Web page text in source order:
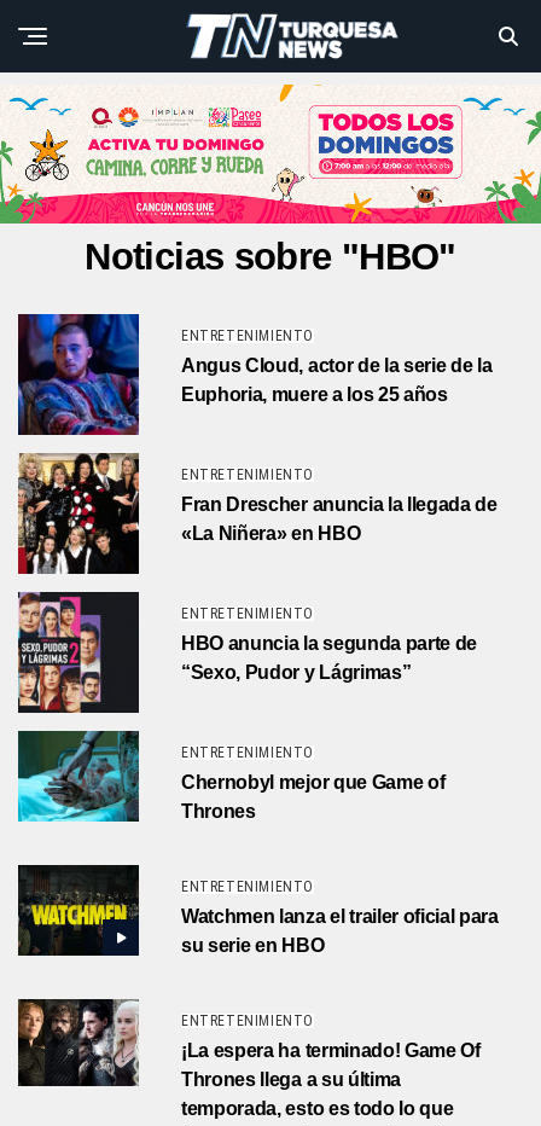
Noticias sobre "HBO"
ENTRETENIMIENTO
Angus Cloud, actor de la serie de la
Euphoria, muere a los 25 años
ENTRETENIMIENTO
Fran Drescher anuncia la llegada de
«La Niñera» en HBO
ENTRETENIMIENTO
HBO anuncia la segunda parte de
“Sexo, Pudor y Lágrimas”
ENTRETENIMIENTO
Chernobyl mejor que Game of
Thrones
ENTRETENIMIENTO
Watchmen lanza el trailer oficial para
su serie en HBO
ENTRETENIMIENTO
¡La espera ha terminado! Game Of
Thrones llega a su última
temporada, esto es todo lo que